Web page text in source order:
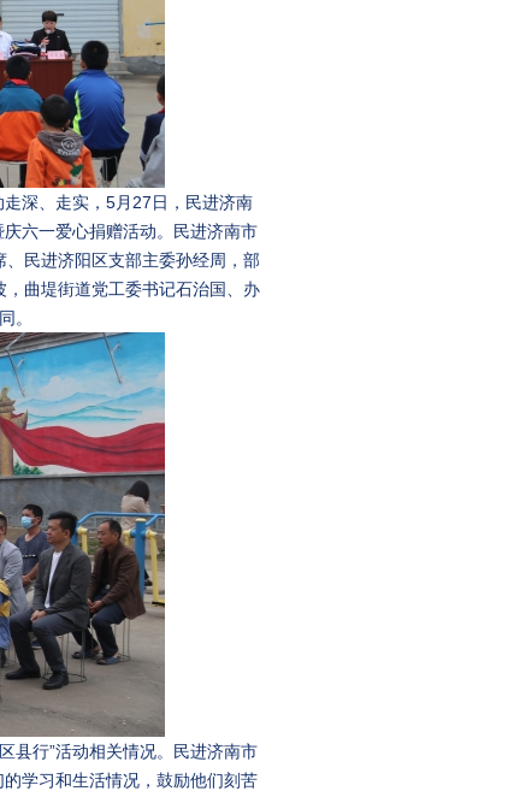
走深、走实，5月27日，民进济南
六一爱心捐赠活动。民进济南市
民进济阳区支部主委孙经周，部
曲堤街道党工委书记石治国、办
。
县行”活动相关情况。民进济南市
学习和生活情况，鼓励他们刻苦